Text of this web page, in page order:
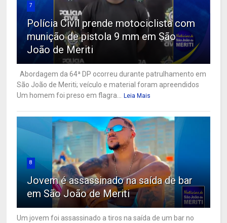
7
Polícia Civil prende motociclista com
munição de pistola 9 mm em São
João de Meriti
Abordagem da 64ª DP ocorreu durante patrulhamento em
São João de Meriti; veículo e material foram apreendidos
Um homem foi preso em flagra...
Leia Mais
8
Jovem é assassinado na saída de bar
em São João de Meriti
Um jovem foi assassinado a tiros na saída de um bar no